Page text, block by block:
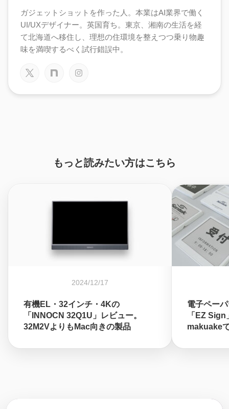
ガジェットショットを作った人。本業はAI業界で働く
UI/UXデザイナー。英国育ち。東京、湘南の生活を経
て北海道へ移住し、理想の住環境を整えつつ乗り物趣
味を満喫するべく試行錯誤中。
もっと読みたい方はこちら
2024/12/17
有機EL・32インチ・4Kの
「INNOCN 32Q1U」レビュー。
32M2VよりもMac向きの製品
電子ペー
「EZ
makuake